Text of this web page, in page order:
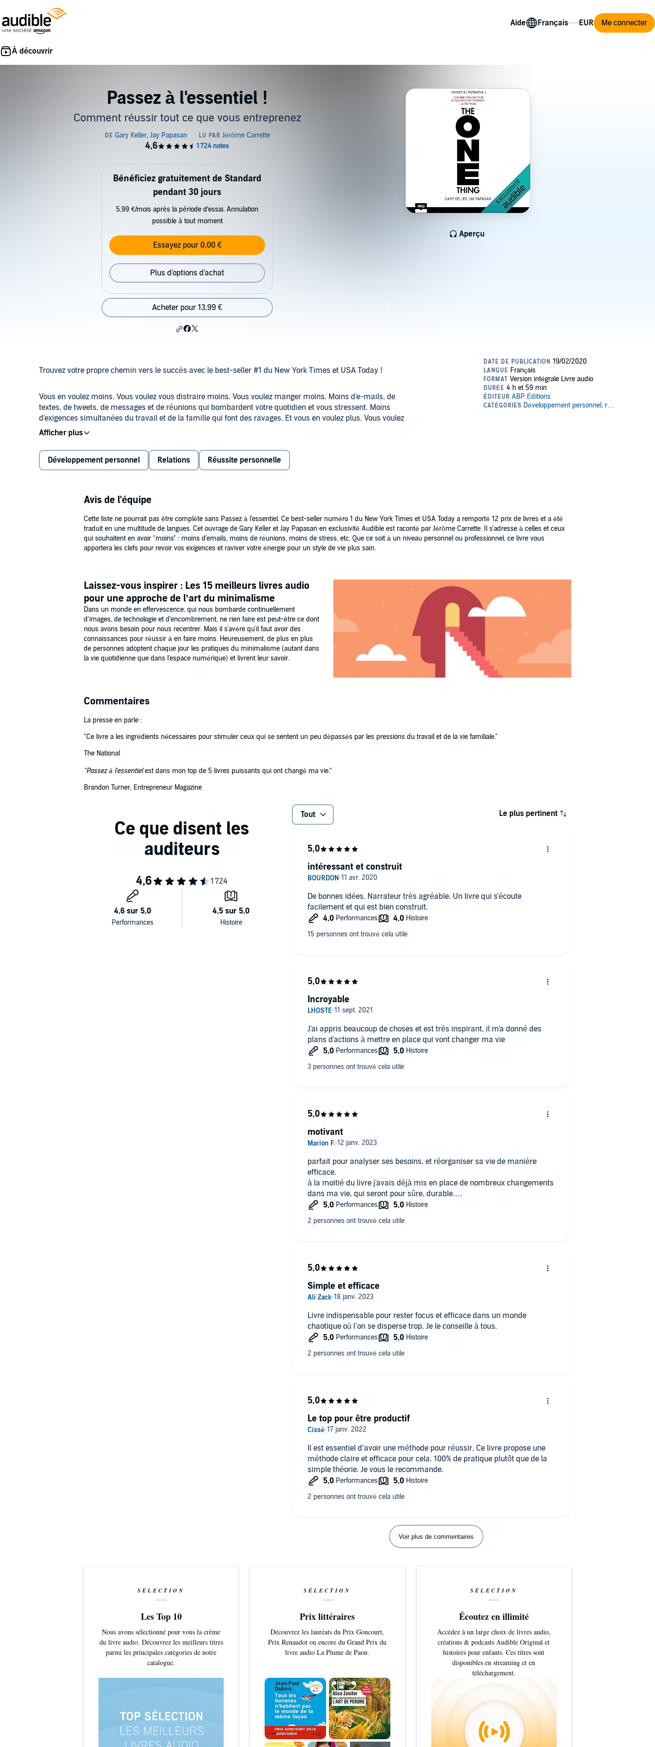
Aide Me connecter
Passez à l'essentiel !
Comment réussir tout ce que vous entreprenez
Aperçu
Bénéficiez gratuitement de Standard
pendant 30 jours
5,99 €/mois après la période d’essai. Annulation
possible à tout moment
Essayez pour 0,00 €
Plus d'options d'achat
Acheter pour 13,99 €
Trouvez votre propre chemin vers le succès avec le best-seller #1 du New York Times et USA Today !
Vous en voulez moins. Vous voulez vous distraire moins. Vous voulez manger moins. Moins d'e-mails, de
textes, de tweets, de messages et de réunions qui bombardent votre quotidien et vous stressent. Moins
d'exigences simultanées du travail et de la famille qui font des ravages. Et vous en voulez plus. Vous voulez
plus de productivité de votre travail. Plus de revenus pour un meilleur style de vie. Vous voulez plus de
satisfaction de la vie et plus de temps pour vous, votre famille et vos amis. Maintenant, vous pouvez avoir a la
fois moins et plus au même temps !
Passez à l'essentiel
qui a remporté un total de 12 prix de livres et a été traduit en 26 langues. Vous apprendra à
:
réduire le stress surmonter ce sentiment accablé ;
raviver votre énergie ;
maîtriser ce qui compte pour vous.
familiale, spirituelle. Alors, la question cruciale est : Qu'est-ce qui est votre essentiel ?
©2012 Original title: The One Thing: The Surprisingly Simple Truth Behind Extraordinary Results Rellek /
Publishing Partners, Ltd. / Traduit par Cédric Perdereau (P)2020 ABP Éditions
Développement personnel Relations Réussite personnelle
Avis de l'équipe
Cette liste ne pourrait pas être complète sans Passez à l'essentiel. Ce best-seller numéro 1 du New York Times et USA Today a remporté 12 prix de livres et a été
traduit en une multitude de langues. Cet ouvrage de Gary Keller et Jay Papasan en exclusivité Audible est raconté par Jérôme Carrette. Il s'adresse à celles et ceux
qui souhaitent en avoir "moins" : moins d'emails, moins de réunions, moins de stress, etc. Que ce soit à un niveau personnel ou professionnel, ce livre vous
apportera les clefs pour revoir vos exigences et raviver votre énergie pour un style de vie plus sain.
Laissez-vous inspirer : Les 15 meilleurs livres audio
pour une approche de l’art du minimalisme
Dans un monde en effervescence, qui nous bombarde continuellement
d'images, de technologie et d'encombrement, ne rien faire est peut-être ce dont
nous avons besoin pour nous recentrer. Mais il s'avère qu'il faut avoir des
connaissances pour réussir à en faire moins. Heureusement, de plus en plus
de personnes adoptent chaque jour les pratiques du minimalisme (autant dans
la vie quotidienne que dans l'espace numérique) et livrent leur savoir.
Commentaires
La presse en parle :
"Ce livre a les ingrédients nécessaires pour stimuler ceux qui se sentent un peu dépassés par les pressions du travail et de la vie familiale."
The National
"Passez à l'essentielest dans mon top de 5 livres puissants qui ont changé ma vie."
Brandon Turner, Entrepreneur Magazine
Tout Le plus pertinent
De bonnes idées. Narrateur très agréable. Un livre qui s'écoute
facilement et qui est bien construit.
intéressant et construit
J'ai appris beaucoup de choses et est très inspirant, il m'a donné des
plans d'actions à mettre en place qui vont changer ma vie
Incroyable
parfait pour analyser ses besoins, et réorganiser sa vie de manière
efficace.
à la moitié du livre j'avais déjà mis en place de nombreux changements
dans ma vie, qui seront pour sûre, durable.
motivant
Livre indispensable pour rester focus et efficace dans un monde
chaotique où l’on se disperse trop. Je le conseille à tous.
Simple et efficace
Il est essentiel d’avoir une méthode pour réussir. Ce livre propose une
méthode claire et efficace pour cela. 100% de pratique plutôt que de la
simple théorie. Je vous le recommande.
Le top pour être productif
Voir plus de commentaires
SÉLECTION
Les Top 10
Nous avons sélectionné pour vous la crème
du livre audio. Découvrez les meilleurs titres
parmi les principales catégories de notre
catalogue.
SÉLECTION
Prix littéraires
Découvrez les lauréats du Prix Goncourt,
Prix Renaudot ou encore du Grand Prix du
livre audio La Plume de Paon.
SÉLECTION
Écoutez en illimité
Accédez à un large choix de livres audio,
créations & podcasts Audible Original et
histoires pour enfants. Ces titres sont
disponibles en streaming et en
téléchargement.